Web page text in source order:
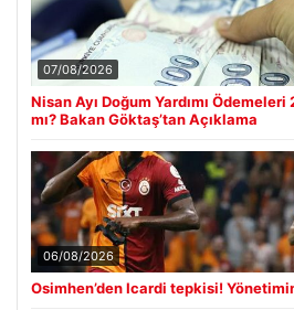
07/08/2026
Nisan Ayı Doğum Yardımı Ödemeleri
mı? Bakan Göktaş’tan Açıklama
06/08/2026
Osimhen’den Icardi tepkisi!